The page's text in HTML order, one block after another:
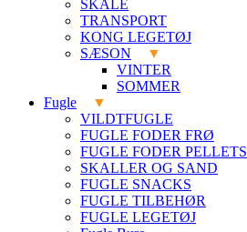
SKÅLE
TRANSPORT
KONG LEGETØJ
SÆSON
VINTER
SOMMER
Fugle
VILDTFUGLE
FUGLE FODER FRØ
FUGLE FODER PELLETS
SKALLER OG SAND
FUGLE SNACKS
FUGLE TILBEHØR
FUGLE LEGETØJ